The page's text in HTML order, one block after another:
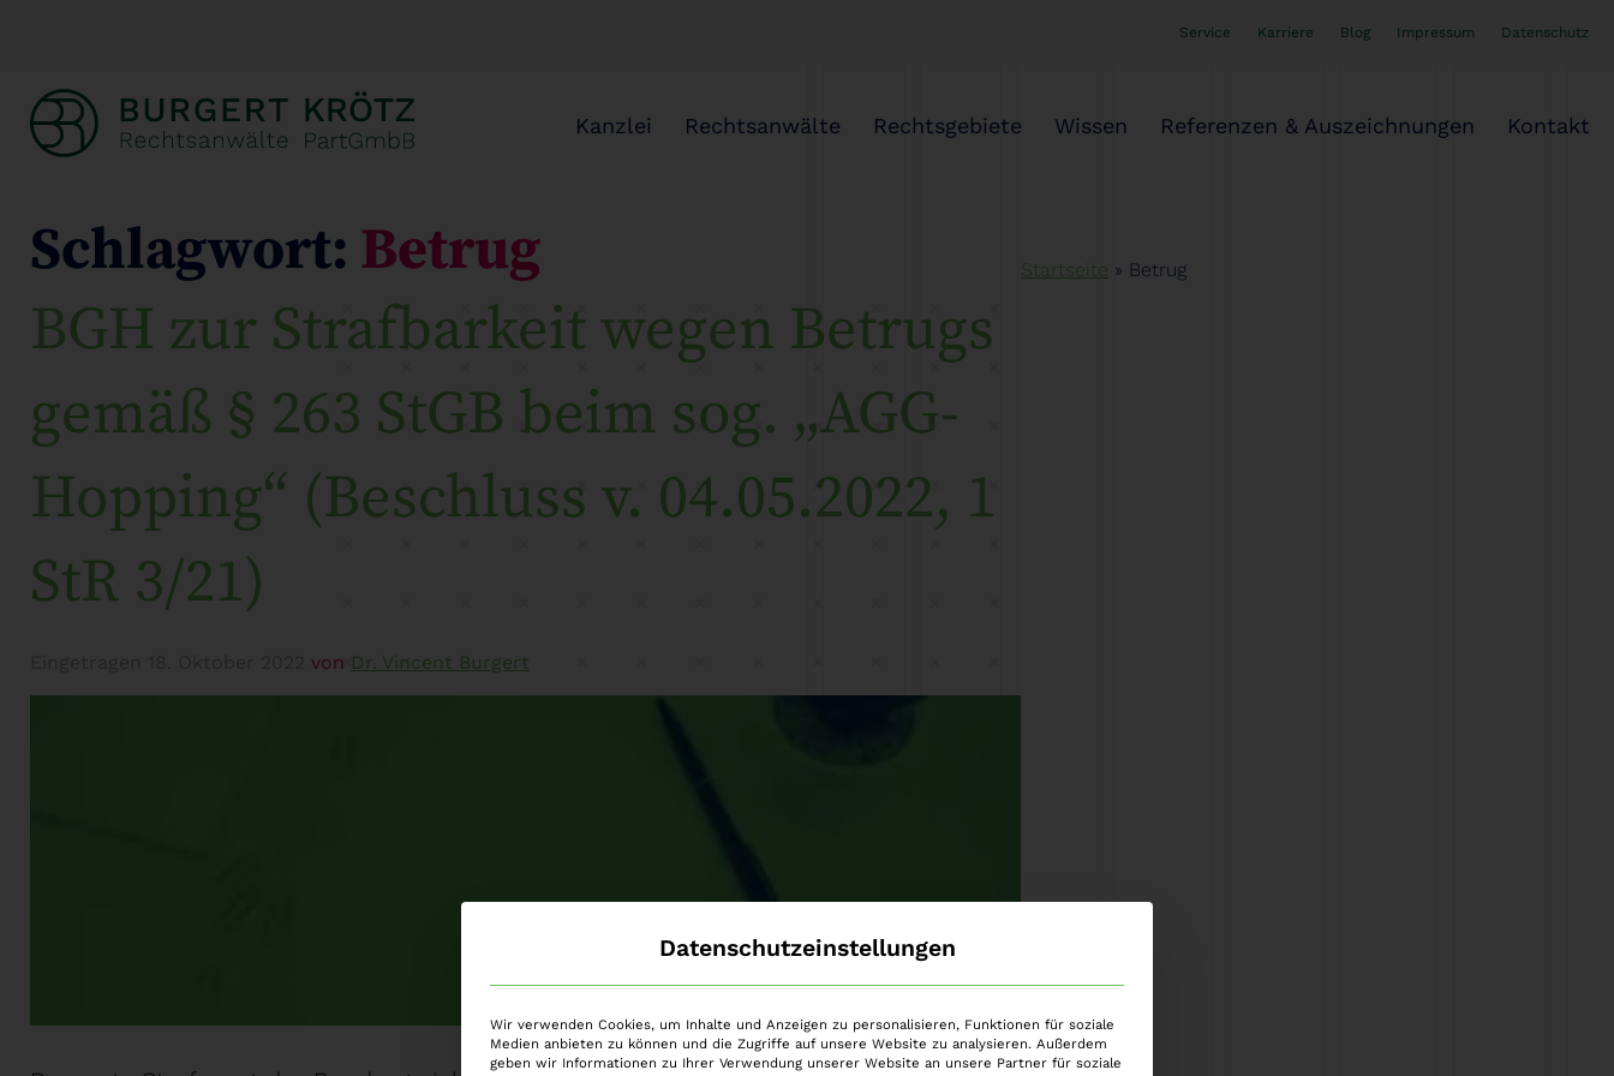
Service Karriere Blog Impressum Datenschutz
Kanzlei Rechtsanwälte Rechtsgebiete Wissen Referenzen & Auszeichnungen Kontakt
Schlagwort: Betrug
BGH zur Strafbarkeit wegen Betrugs
gemäß § 263 StGB beim sog. „AGG-
Hopping“ (Beschluss v. 04.05.2022, 1
StR 3/21)
von Dr. Vincent Burgert
Startseite » Betrug
Datenschutzeinstellungen
Wir verwenden Cookies, um Inhalte und Anzeigen zu personalisieren, Funktionen für soziale
Medien anbieten zu können und die Zugriffe auf unsere Website zu analysieren. Außerdem
geben wir Informationen zu Ihrer Verwendung unserer Website an unsere Partner für soziale